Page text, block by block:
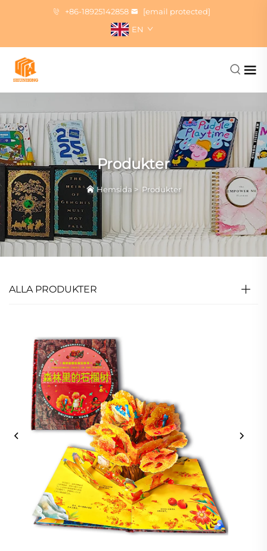
+86-18925142858
[email protected]
EN
Produkter
Hemsida > Produkter
ALLA PRODUKTER